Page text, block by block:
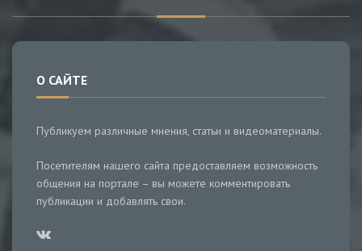
О САЙТЕ
Публикуем различные мнения, статьи и видеоматериалы.
Посетителям нашего сайта предоставляем возможность
общения на портале – вы можете комментировать
публикации и добавлять свои.